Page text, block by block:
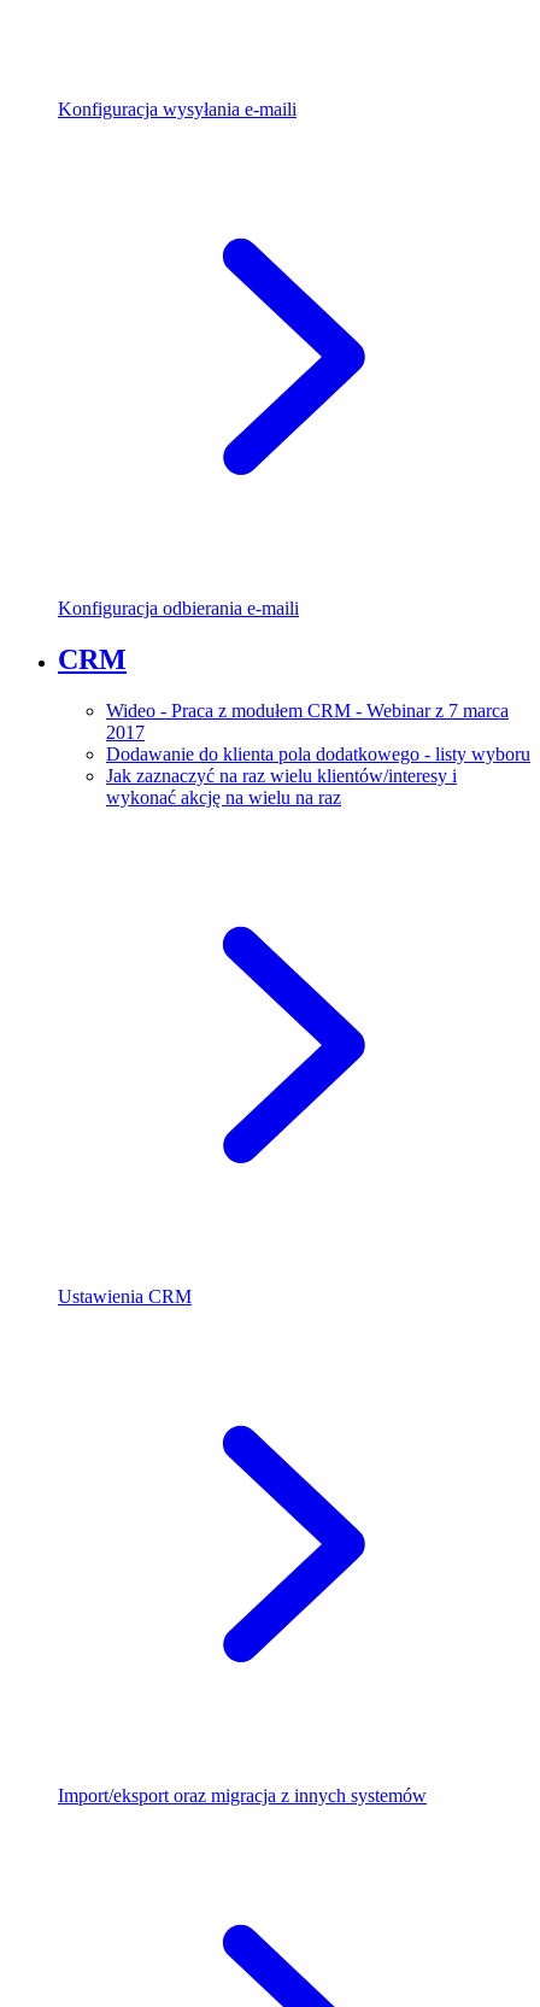
Konfiguracja wysyłania e-maili
Konfiguracja odbierania e-maili
CRM
Wideo - Praca z modułem CRM - Webinar z 7 marca
2017
Dodawanie do klienta pola dodatkowego - listy wyboru
Jak zaznaczyć na raz wielu klientów/interesy i
wykonać akcję na wielu na raz
Ustawienia CRM
Import/eksport oraz migracja z innych systemów